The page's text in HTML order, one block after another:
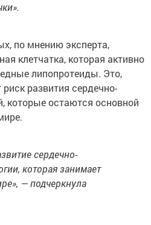
по мнению эксперта,
клетчатка, которая активно
липопротеиды. Это,
развития сердечно-
которые остаются основной
сердечно-
которая занимает
— подчеркнула